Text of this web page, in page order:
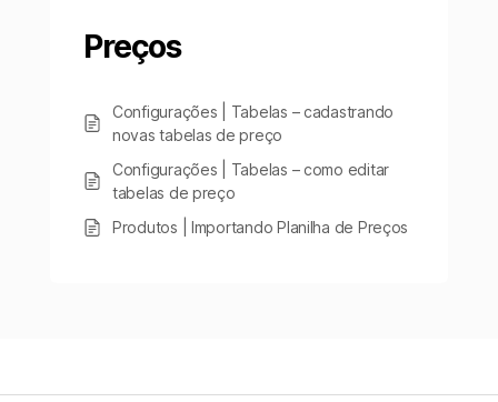
Preços
Configurações | Tabelas – cadastrando
novas tabelas de preço
Configurações | Tabelas – como editar
tabelas de preço
Produtos | Importando Planilha de Preços